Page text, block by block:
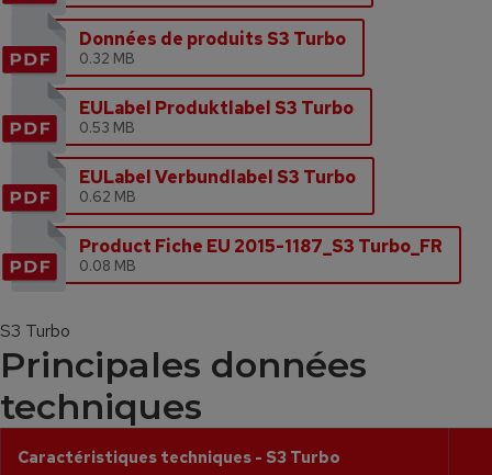
Données de produits S3 Turbo
0.32 MB
EULabel Produktlabel S3 Turbo
0.53 MB
EULabel Verbundlabel S3 Turbo
0.62 MB
Product Fiche EU 2015-1187_S3 Turbo_FR
0.08 MB
S3 Turbo
Principales données
techniques
Caractéristiques techniques - S3 Turbo